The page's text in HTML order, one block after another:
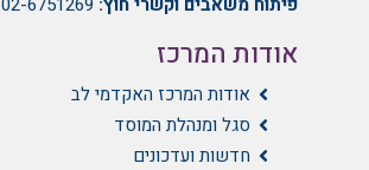
אודות המרכז
אודות המרכז האקדמי לב
סגל ומנהלת המוסד
חדשות ועדכונים